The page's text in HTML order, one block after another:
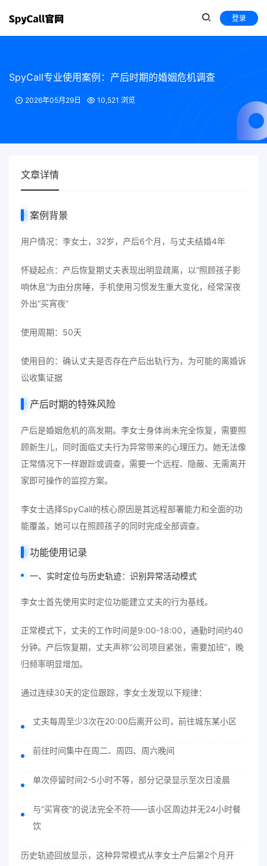
登录
SpyCall专业使用案例：产后时期的婚姻危机调查
2026年05月29日 10,521 浏览
文章详情
案例背景
用户情况：李女士，32岁，产后6个月，与丈夫结婚4年
怀疑起点：产后恢复期丈夫表现出明显疏离，以“照顾孩子影
响休息”为由分房睡，手机使用习惯发生重大变化，经常深夜
外出“买宵夜”
使用周期：50天
使用目的：确认丈夫是否存在产后出轨行为，为可能的离婚诉
讼收集证据
产后时期的特殊风险
产后是婚姻危机的高发期。李女士身体尚未完全恢复，需要照
顾新生儿，同时面临丈夫行为异常带来的心理压力。她无法像
正常情况下一样跟踪或调查，需要一个远程、隐蔽、无需离开
家即可操作的监控方案。
李女士选择SpyCall的核心原因是其远程部署能力和全面的功
能覆盖，她可以在照顾孩子的同时完成全部调查。
功能使用记录
一、实时定位与历史轨迹：识别异常活动模式
李女士首先使用实时定位功能建立丈夫的行为基线。
正常模式下，丈夫的工作时间是9:00-18:00，通勤时间约40
分钟。产后恢复期，丈夫声称“公司项目紧张，需要加班”，晚
归频率明显增加。
通过连续30天的定位跟踪，李女士发现以下规律：
丈夫每周至少3次在20:00后离开公司，前往城东某小区
前往时间集中在周二、周四、周六晚间
单次停留时间2-5小时不等，部分记录显示至次日凌晨
与“买宵夜”的说法完全不符——该小区周边并无24小时餐
饮
历史轨迹回放显示，这种异常模式从李女士产后第2个月开